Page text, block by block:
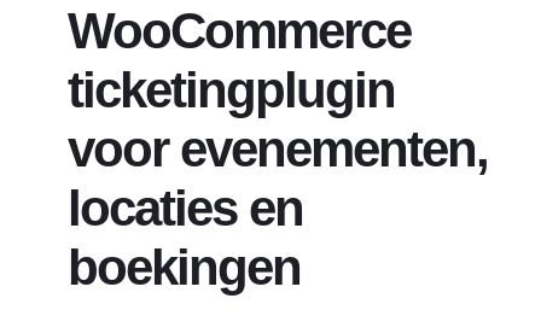
WooCommerce
ticketingplugin
voor evenementen,
locaties en
boekingen